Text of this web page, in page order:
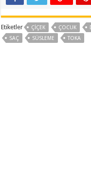
Etiketler ÇIÇEK ÇOCUK
SAÇ
SÜSLEME TOKA